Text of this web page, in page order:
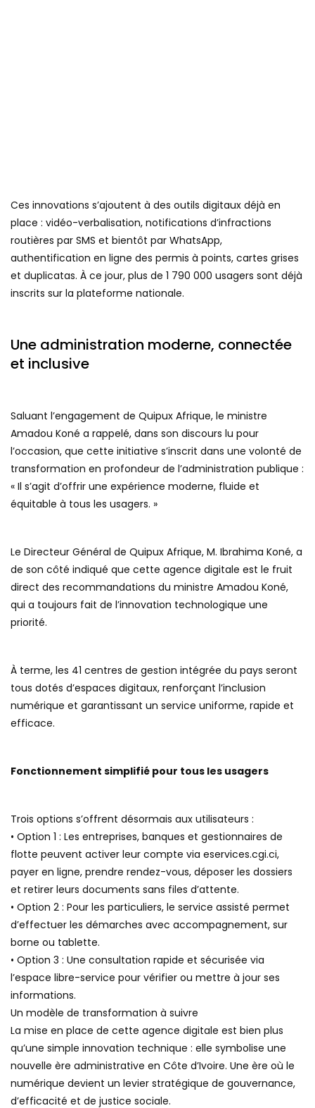
Ces innovations s’ajoutent à des outils digitaux déjà en
place : vidéo-verbalisation, notifications d’infractions
routières par SMS et bientôt par WhatsApp,
authentification en ligne des permis à points, cartes grises
et duplicatas. À ce jour, plus de 1 790 000 usagers sont déjà
inscrits sur la plateforme nationale.
Une administration moderne, connectée
et inclusive
Saluant l’engagement de Quipux Afrique, le ministre
Amadou Koné a rappelé, dans son discours lu pour
l’occasion, que cette initiative s’inscrit dans une volonté de
transformation en profondeur de l’administration publique :
« Il s’agit d’offrir une expérience moderne, fluide et
équitable à tous les usagers. »
Le Directeur Général de Quipux Afrique, M. Ibrahima Koné, a
de son côté indiqué que cette agence digitale est le fruit
direct des recommandations du ministre Amadou Koné,
qui a toujours fait de l’innovation technologique une
priorité.
À terme, les 41 centres de gestion intégrée du pays seront
tous dotés d’espaces digitaux, renforçant l’inclusion
numérique et garantissant un service uniforme, rapide et
efficace.
Fonctionnement simplifié pour tous les usagers
Trois options s’offrent désormais aux utilisateurs :
• Option 1 : Les entreprises, banques et gestionnaires de
flotte peuvent activer leur compte via eservices.cgi.ci,
payer en ligne, prendre rendez-vous, déposer les dossiers
et retirer leurs documents sans files d’attente.
• Option 2 : Pour les particuliers, le service assisté permet
d’effectuer les démarches avec accompagnement, sur
borne ou tablette.
• Option 3 : Une consultation rapide et sécurisée via
l’espace libre-service pour vérifier ou mettre à jour ses
informations.
Un modèle de transformation à suivre
La mise en place de cette agence digitale est bien plus
qu’une simple innovation technique : elle symbolise une
nouvelle ère administrative en Côte d’Ivoire. Une ère où le
numérique devient un levier stratégique de gouvernance,
d’efficacité et de justice sociale.